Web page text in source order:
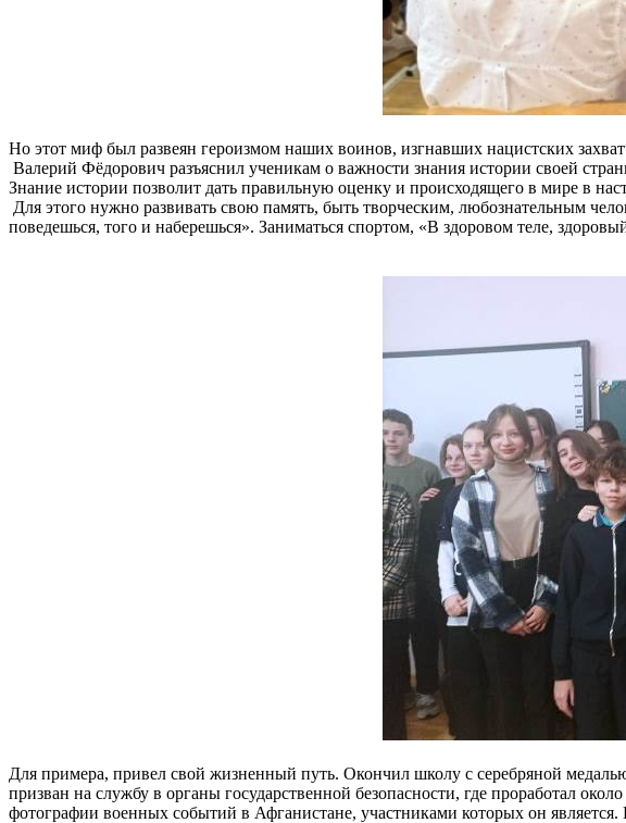
Но этот миф был развеян героизмом наших воинов, изгнавших нацистских
Валерий Фёдорович разъяснил ученикам о важности знания истории своей
Знание истории позволит дать правильную оценку и происходящего в мире в
Для этого нужно развивать свою память, быть творческим, любознательным
поведешься, того и наберешься». Заниматься спортом, «В здоровом теле,
Для примера, привел свой жизненный путь. Окончил школу с серебряной
призван на службу в органы государственной безопасности, где проработал
фотографии военных событий в Афганистане, участниками которых он